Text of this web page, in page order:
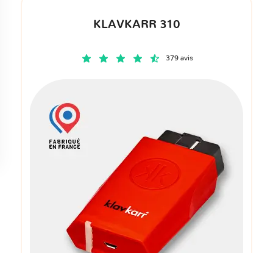
KLAVKARR 310
379 avis